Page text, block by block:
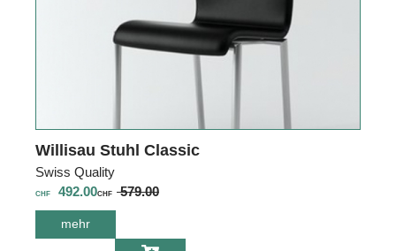
Willisau Stuhl Classic
Swiss Quality
CHF 492.00CHF 579.00
mehr
Stuhl Classic